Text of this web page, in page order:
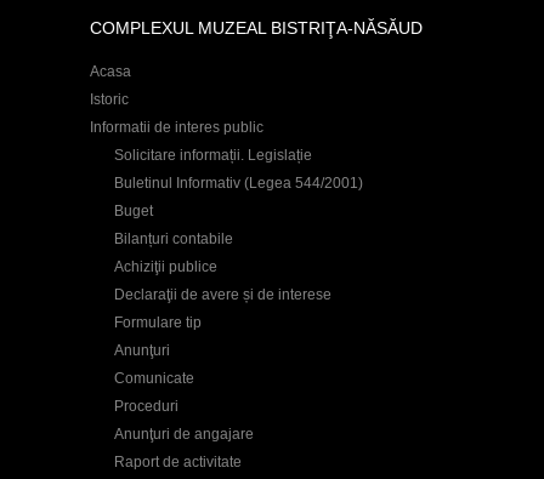
COMPLEXUL MUZEAL BISTRIŢA-NĂSĂUD
Acasa
Istoric
Informatii de interes public
Solicitare informații. Legislație
Buletinul Informativ (Legea 544/2001)
Buget
Bilanțuri contabile
Achiziţii publice
Declaraţii de avere și de interese
Formulare tip
Anunţuri
Comunicate
Proceduri
Anunţuri de angajare
Raport de activitate